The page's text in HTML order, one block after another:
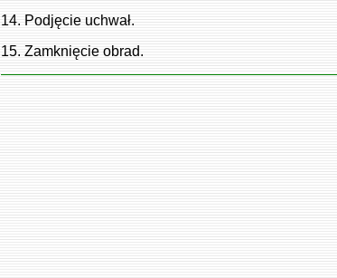
14. Podjęcie uchwał.
15. Zamknięcie obrad.